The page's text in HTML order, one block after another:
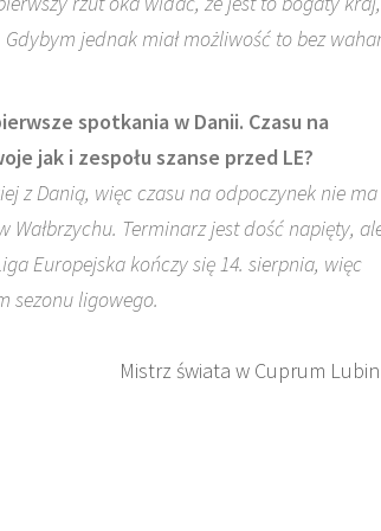
jednak miał możliwość to bez
spotkania w Danii. Czasu na
jak i zespołu szanse przed LE?
z Danią, więc czasu na odpoczynek nie ma
Terminarz jest dość napięty,
Europejska kończy się 14. sierpnia, więc
sezonu ligowego.
Mistrz świata w Cuprum